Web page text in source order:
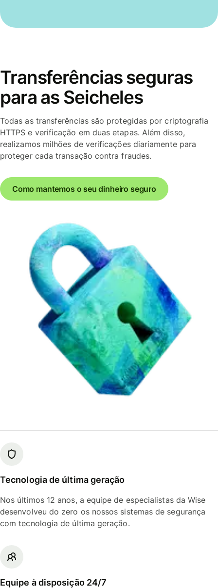
Transferências seguras
para as Seicheles
Todas as transferências são protegidas por criptografia
HTTPS e verificação em duas etapas. Além disso,
realizamos milhões de verificações diariamente para
proteger cada transação contra fraudes.
Como mantemos o seu dinheiro seguro
Tecnologia de última geração
Nos últimos 12 anos, a equipe de especialistas da Wise
desenvolveu do zero os nossos sistemas de segurança
com tecnologia de última geração.
Equipe à disposição 24/7